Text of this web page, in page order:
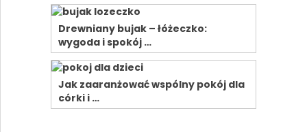
Drewniany bujak – łóżeczko:
wygoda i spokój …
Jak zaaranżować wspólny pokój dla
córki i …